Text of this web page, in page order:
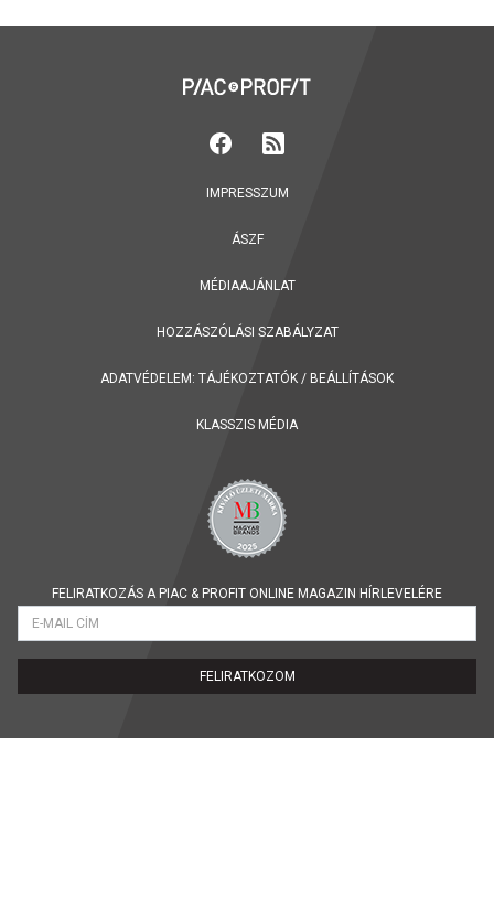
IMPRESSZUM
ÁSZF
MÉDIAAJÁNLAT
HOZZÁSZÓLÁSI SZABÁLYZAT
ADATVÉDELEM: TÁJÉKOZTATÓK / BEÁLLÍTÁSOK
KLASSZIS MÉDIA
FELIRATKOZÁS A PIAC & PROFIT ONLINE MAGAZIN HÍRLEVELÉRE
FELIRATKOZOM